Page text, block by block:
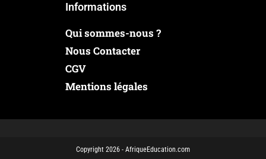
Informations
Qui sommes-nous ?
Nous Contacter
CGV
Mentions légales
Copyright 2026 - AfriqueEducation.com